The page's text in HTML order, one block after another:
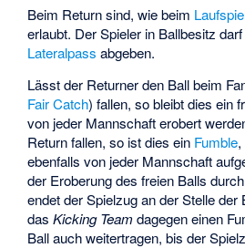
Beim Return sind, wie beim
erlaubt. Der Spieler in Ballbesitz
Lateralpass abgeben.
Lässt der Returner den Ball beim
Fair Catch) fallen, so bleibt dies ein
von jeder Mannschaft erobert
Return fallen, so ist dies ein Fumble
ebenfalls von jeder Mannschaft
der Eroberung des freien Balls
endet der Spielzug an der Stelle der
dasKicking Team dagegen einen
Ball auch weitertragen, bis der